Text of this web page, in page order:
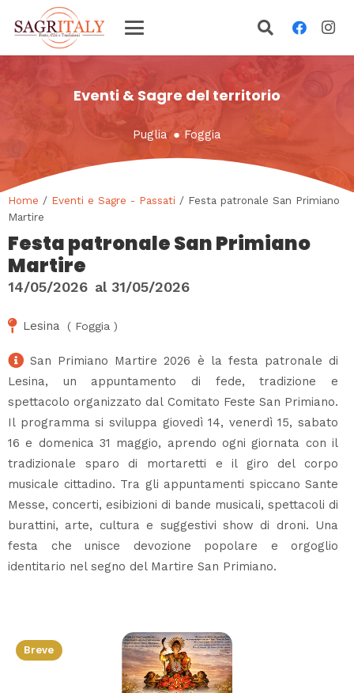
Eventi & Sagre del territorio
Puglia ● Foggia
Home / Eventi e Sagre - Passati / Festa patronale San Primiano
Martire
Festa patronale San Primiano
Martire
14/05/2026 al 31/05/2026
Lesina ( Foggia )
San Primiano Martire 2026 è la festa patronale di
Lesina, un appuntamento di fede, tradizione e
spettacolo organizzato dal Comitato Feste San Primiano.
Il programma si sviluppa giovedì 14, venerdì 15, sabato
16 e domenica 31 maggio, aprendo ogni giornata con il
tradizionale sparo di mortaretti e il giro del corpo
musicale cittadino. Tra gli appuntamenti spiccano Sante
Messe, concerti, esibizioni di bande musicali, spettacoli di
burattini, arte, cultura e suggestivi show di droni. Una
festa che unisce devozione popolare e orgoglio
identitario nel segno del Martire San Primiano.
Breve